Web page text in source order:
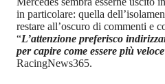
in particolare: quella
restare all’oscuro di commenti e
“L’attenzione preferisco
per capire come essere più veloce
RacingNews365.